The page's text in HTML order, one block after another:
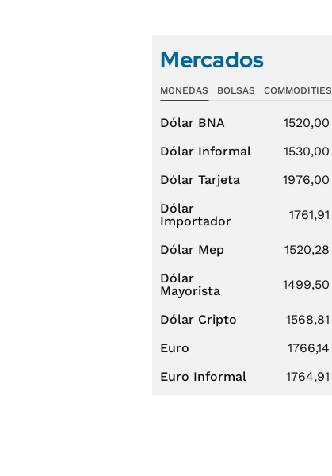
Mercados
MONEDAS BOLSAS COMMODITIES
Dólar BNA 1520,00
Dólar Informal
1530,00
Dólar Tarjeta
1976,00
Dólar
Importador
1761,91
Dólar Mep 1520,28
Dólar
Mayorista
1499,50
Dólar Cripto 1568,81
Euro
1766,14
Euro Informal
1764,91